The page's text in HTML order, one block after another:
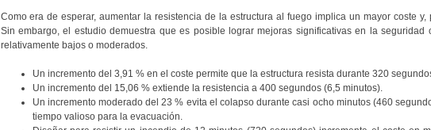
Como era de esperar, aumentar la resistencia de la estructura al fuego implica un mayor coste y,
Sin embargo, el estudio demuestra que es posible lograr mejoras significativas en la seguridad
relativamente bajos o moderados.
Un incremento del 3,91 % en el coste permite que la estructura resista durante 320
Un incremento del 15,06 % extiende la resistencia a 400 segundos (6,5 minutos).
Un incremento moderado del 23 % evita el colapso durante casi ocho minutos (460
tiempo valioso para la evacuación.